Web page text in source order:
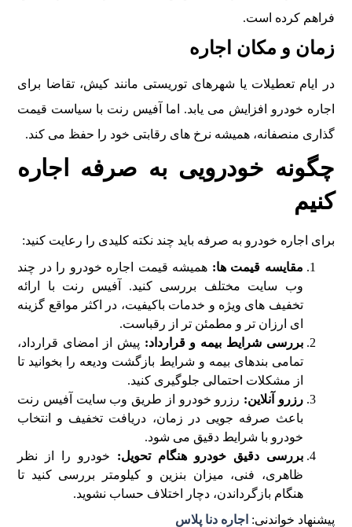
فراهم کرده است.
زمان و مکان اجاره
در ایام تعطیلات یا شهرهای توریستی مانند کیش، تقاضا برای
اجاره خودرو افزایش می یابد. اما آفیس رنت با سیاست قیمت
گذاری منصفانه، همیشه نرخ های رقابتی خود را حفظ می کند.
چگونه خودرویی به صرفه اجاره
کنیم
برای اجاره خودرو به صرفه باید چند نکته کلیدی را رعایت کنید:
مقایسه قیمت ها: همیشه قیمت اجاره خودرو را در چند
وب سایت مختلف بررسی کنید. آفیس رنت با ارائه
تخفیف های ویژه و خدمات باکیفیت، در اکثر مواقع گزینه
ای ارزان تر و مطمئن تر از رقباست.
بررسی شرایط بیمه و قرارداد: پیش از امضای قرارداد،
تمامی بندهای بیمه و شرایط بازگشت ودیعه را بخوانید تا
از مشکلات احتمالی جلوگیری کنید.
رزرو آنلاین: رزرو خودرو از طریق وب سایت آفیس رنت
باعث صرفه جویی در زمان، دریافت تخفیف و انتخاب
خودرو با شرایط دقیق می شود.
بررسی دقیق خودرو هنگام تحویل: خودرو را از نظر
ظاهری، فنی، میزان بنزین و کیلومتر بررسی کنید تا
هنگام بازگرداندن، دچار اختلاف حساب نشوید.
پیشنهاد خواندنی: اجاره دنا پلاس